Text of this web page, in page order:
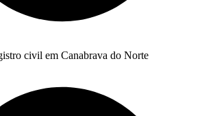
civil em Canabrava do Norte